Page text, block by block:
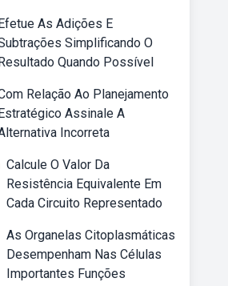
As Adições E
Simplificando O
Quando Possível
Relação Ao Planejamento
Assinale A
Incorreta
Calcule O Valor Da
Resistência Equivalente Em
Cada Circuito Representado
As Organelas Citoplasmáticas
Desempenham Nas Células
Importantes Funções